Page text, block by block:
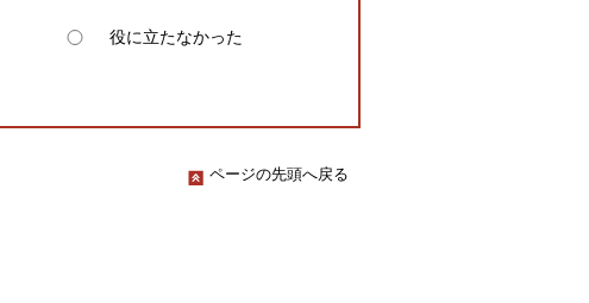
役に立たなかった
ページの先頭へ戻る